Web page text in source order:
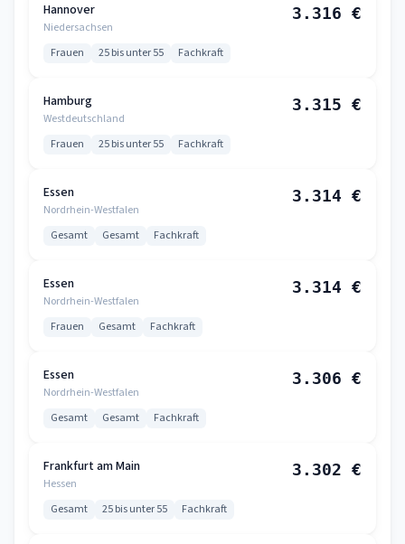
Hannover
Niedersachsen
3.316 €
Frauen 25 bis unter 55 Fachkraft
Hamburg
Westdeutschland
3.315 €
Frauen 25 bis unter 55 Fachkraft
Essen
Nordrhein-Westfalen
3.314 €
Gesamt Gesamt Fachkraft
Essen
Nordrhein-Westfalen
3.314 €
Frauen Gesamt Fachkraft
Essen
Nordrhein-Westfalen
3.306 €
Gesamt Gesamt Fachkraft
Frankfurt am Main
Hessen
3.302 €
Gesamt 25 bis unter 55 Fachkraft